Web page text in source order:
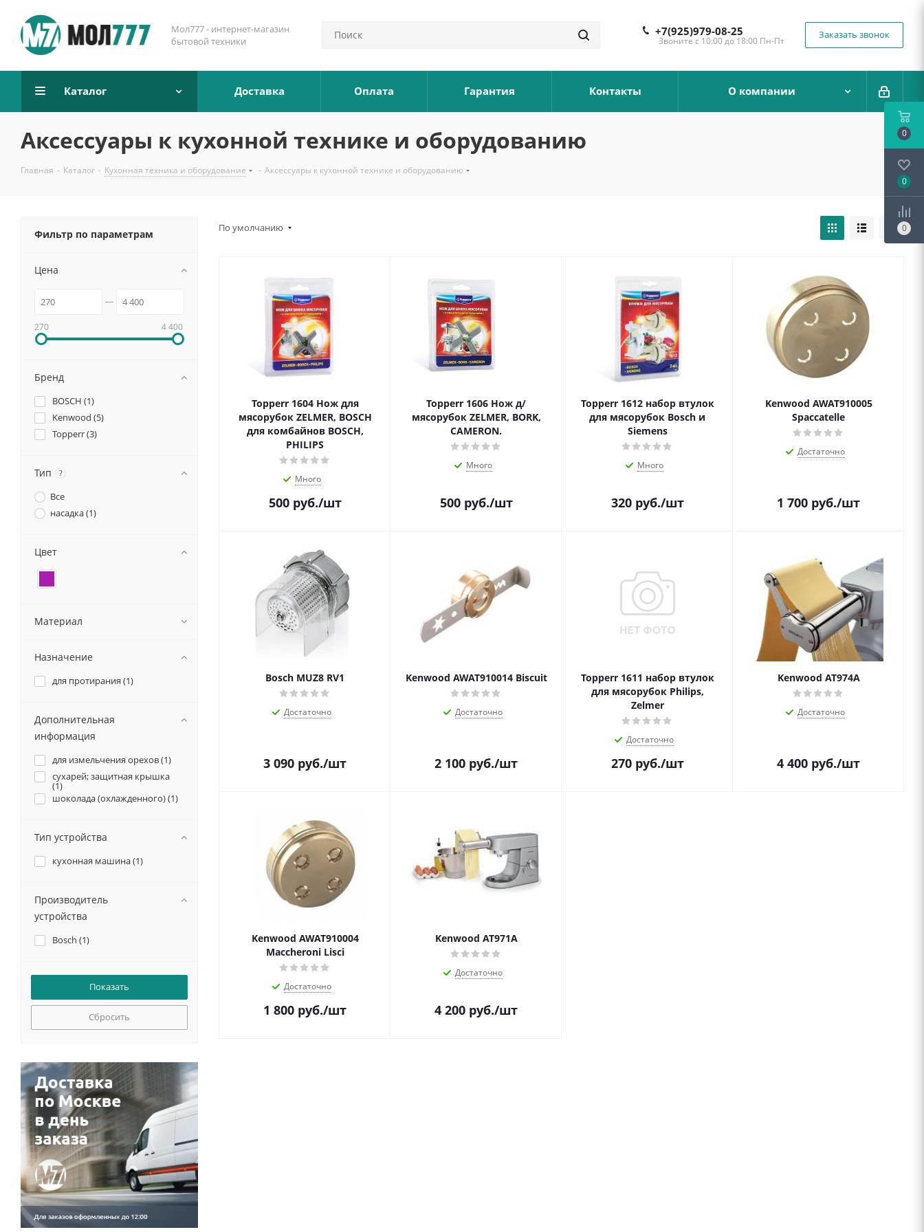
Мол777 - интернет-магазин
бытовой техники
+7(925)979-08-25
Звоните с 10:00 до 18:00 Пн-Пт
Заказать звонок
Каталог Доставка Оплата Гарантия Контакты О компании
Аксессуары к кухонной технике и оборудованию
Главная - Каталог - Кухонная техника и оборудование - Аксессуары к кухонной технике и оборудованию
По умолчанию
Topperr 1604 Нож для
мясорубок ZELMER, BOSCH
для комбайнов BOSCH,
PHILIPS
Много
500руб./шт
Topperr 1606 Нож д/
мясорубок ZELMER, BORK,
CAMERON.
Много
500руб./шт
Topperr 1612 набор втулок
для мясорубок Bosch и
Siemens
Много
320руб./шт
Kenwood AWAT910005
Spaccatelle
Достаточно
1 700 руб./шт
Bosch MUZ8 RV1
Достаточно
3 090 руб./шт
Kenwood AWAT910014 Biscuit
Достаточно
2 100 руб./шт
Topperr 1611 набор втулок
для мясорубок Philips,
Zelmer
Достаточно
270руб./шт
Kenwood AT974A
Достаточно
4 400 руб./шт
Kenwood AWAT910004
Maccheroni Lisci
Достаточно
1 800 руб./шт
Kenwood AT971A
Достаточно
4 200 руб./шт
Фильтр по параметрам
Цена
270 4 400
Бренд
BOSCH (1)
Kenwood (5)
Topperr (3)
Тип ?
Все
насадка (1)
Цвет
Материал
Назначение
для протирания (1)
Дополнительная
информация
для измельчения орехов (1)
сухарей; защитная крышка
(1)
шоколада (охлажденного) (1)
Тип устройства
кухонная машина (1)
Производитель
устройства
Bosch (1)
Сбросить
0
0
0